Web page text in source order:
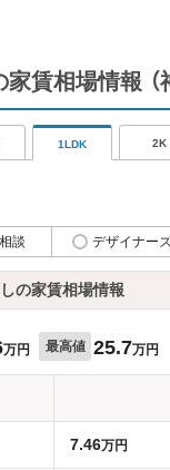
賃相場情報
1LDK 2K
談 デザイナー
の家賃相場情報
万円 最高値 25.7万円
7.46万円